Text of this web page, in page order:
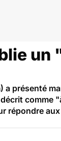
a présenté
comme
répondre